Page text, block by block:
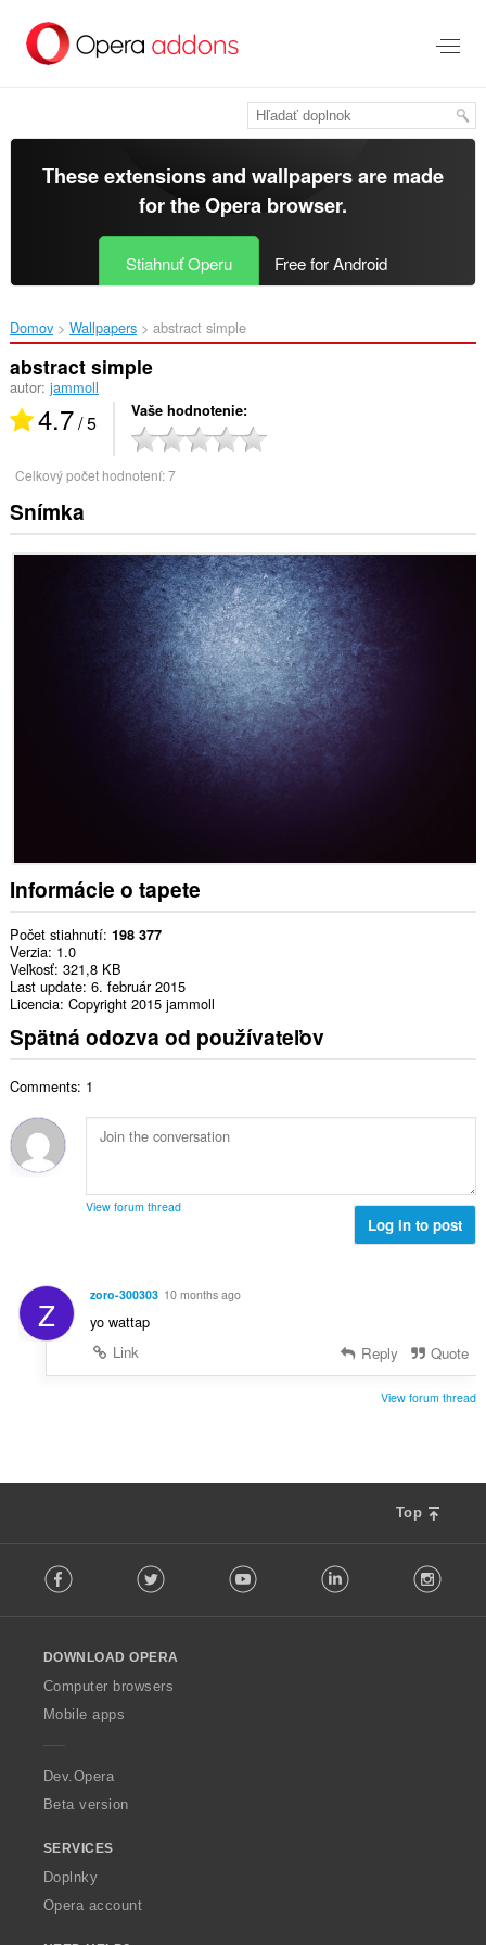
hlavný
These extensions and wallpapers are made
for theOpera browser.
Stiahnuť Operu Free for Android
Domov Wallpapers abstract simple‎
abstract simple
autor: jammoll
4.7/ 5 Vaše hodnotenie
Celkový počet hodnotení:7
Snímka
Informácie o tapete
Počet stiahnutí 198 377
Verzia 1.0
Veľkosť 321,8 KB
Last update 6. február 2015
Licencia Copyright 2015 jammoll
Spätná odozva od používateľov
Comments: 1
View forum thread
Log in to post
Z zoro-300303 10 months ago
yo wattap
Link
Reply Quote
View forum thread
Top
o
w
O
p
a
Facebook Twitter Youtube LinkedIn
DOWNLOAD OPERA
Computer browsers
Mobile apps
Dev.Opera
Beta version
SERVICES
Doplnky
Opera account